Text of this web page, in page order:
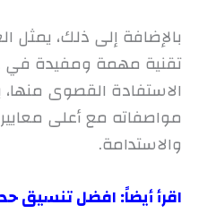
بالإضافة إلى ذلك، يمثل
تقنية مهمة ومفيدة في
الاستفادة القصوى
مواصفاته مع أعلى معايير
والاستدامة.
اقرأ أيضاً:افضل تنسيق